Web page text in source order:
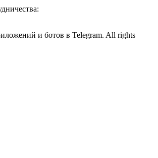
и ботов в Telegram. All rights